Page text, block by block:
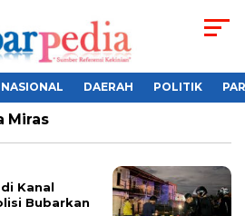
NASIONAL DAERAH POLITIK
Miras
Kanal
Bubarkan